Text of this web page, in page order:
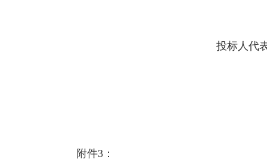
投标人代表
附件3：